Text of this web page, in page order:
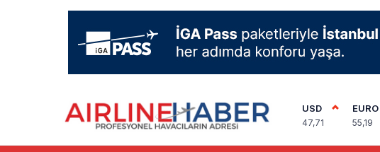
USD
47,71
EURO
55,19